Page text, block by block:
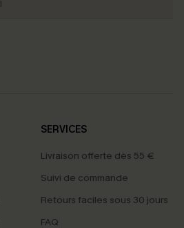
SERVICES
Livraison offerte dès 55 €
Suivi de commande
Retours faciles sous 30 jours
FAQ